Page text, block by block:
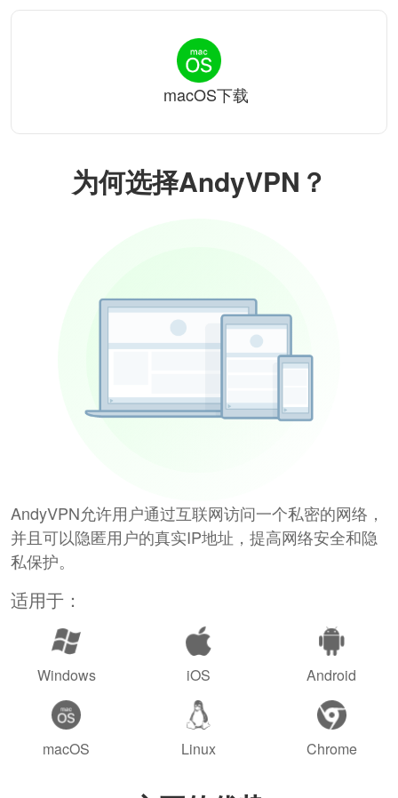
为何选择AndyVPN？
AndyVPN允许用户通过互联网访问一个私密的网络，
并且可以隐匿用户的真实IP地址，提高网络安全和隐
私保护。
适用于：
Windows iOS Android
macOS Linux Chrome
macOS下载